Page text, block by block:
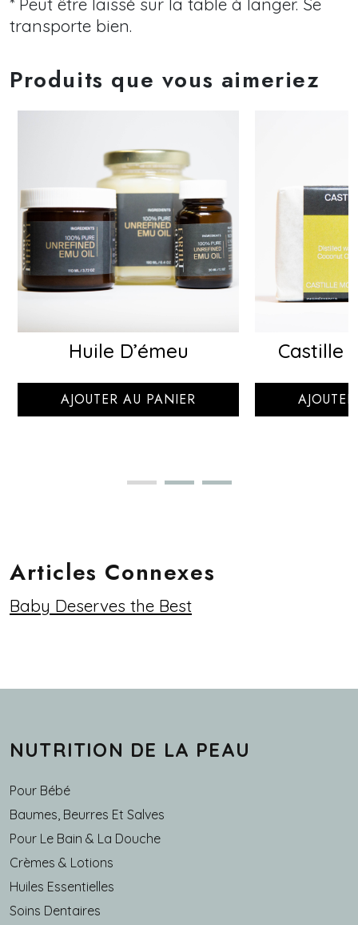
transporte bien.
Produits que vous aimeriez
Huile D’émeu
AJOUTER AU PANIER
Castille
Articles Connexes
Baby Deserves the Best
NUTRITION DE LA PEAU
Pour Bébé
Baumes, Beurres Et Salves
Pour Le Bain & La Douche
Crèmes & Lotions
Huiles Essentielles
Soins Dentaires